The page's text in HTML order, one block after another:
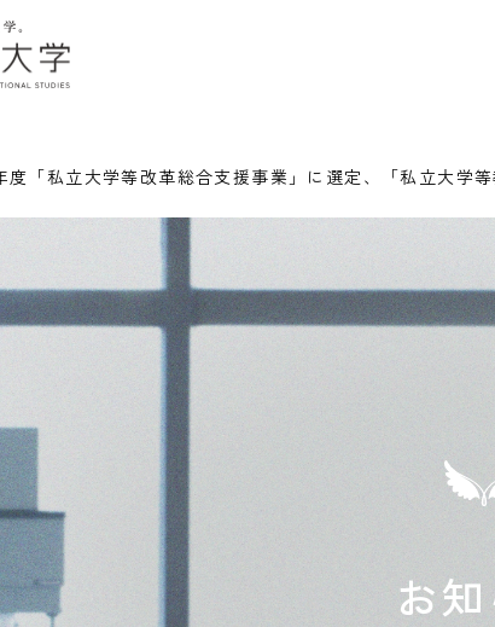
度「私立大学等改革総合支援事業」に選定、「私立大学
お